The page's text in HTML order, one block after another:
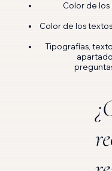
Color de
Color de los
Tipografías,